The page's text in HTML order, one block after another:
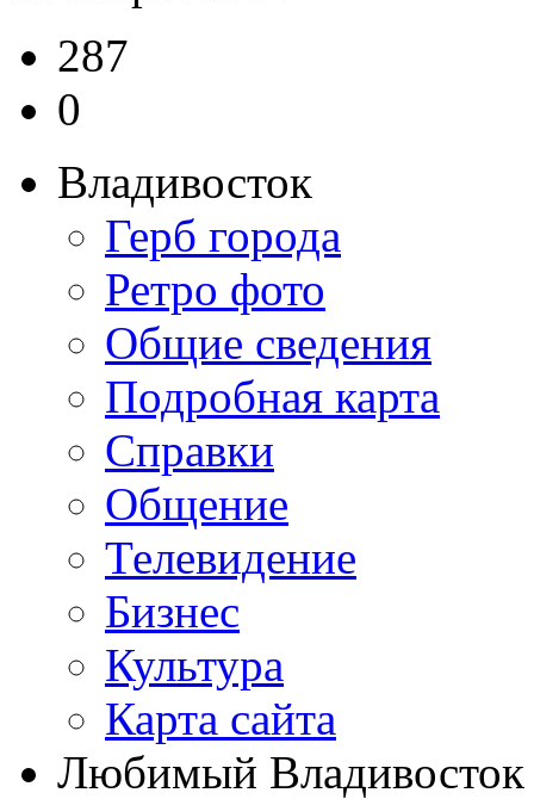
287
0
Владивосток
Герб города
Ретро фото
Общие сведения
Подробная карта
Справки
Общение
Телевидение
Бизнеc
Культура
Карта сайта
Любимый Владивосток